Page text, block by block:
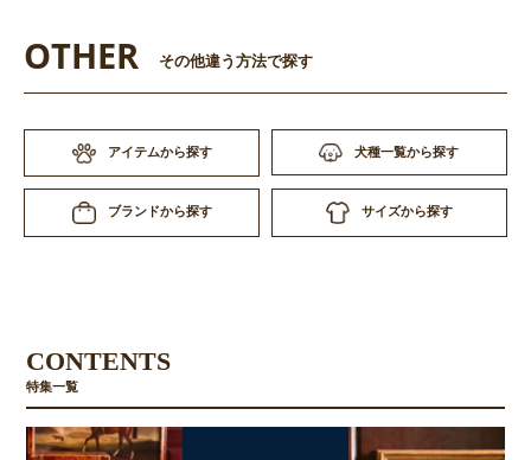
OTHER その他違う方法で探す
アイテムから探す 犬種一覧から探す
ブランドから探す サイズから探す
CONTENTS
特集一覧